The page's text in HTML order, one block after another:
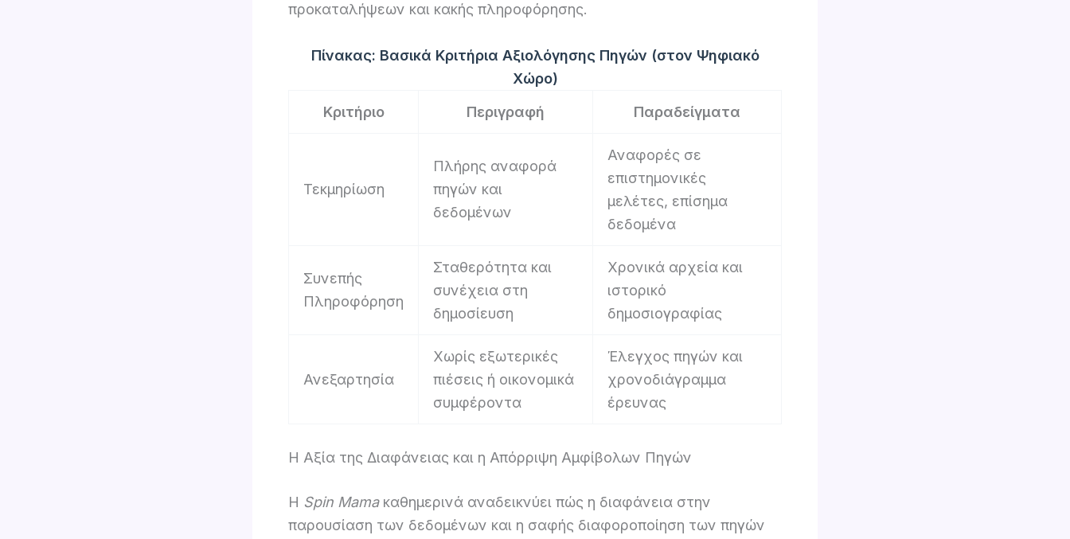
προκαταλήψεων και κακής πληροφόρησης.
Πίνακας: Βασικά Κριτήρια Αξιολόγησης Πηγών (στον Ψηφιακό
Χώρο)
Κριτήριο
Περιγραφή Παραδείγματα
Τεκμηρίωση
Πλήρης αναφορά
πηγών και
δεδομένων
Αναφορές σε
επιστημονικές
μελέτες, επίσημα
δεδομένα
Συνεπής
Πληροφόρηση
Σταθερότητα και
συνέχεια στη
δημοσίευση
Χρονικά αρχεία και
ιστορικό
δημοσιογραφίας
Ανεξαρτησία
Χωρίς εξωτερικές
πιέσεις ή οικονομικά
συμφέροντα
Έλεγχος πηγών και
χρονοδιάγραμμα
έρευνας
Η Αξία της Διαφάνειας και η Απόρριψη Αμφίβολων Πηγών
Η Spin Mamaκαθημερινά αναδεικνύει πώς η διαφάνεια στην
παρουσίαση των δεδομένων και η σαφής διαφοροποίηση των πηγών